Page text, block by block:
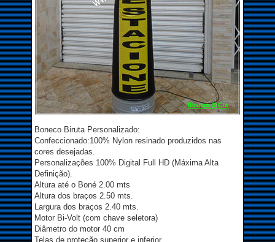
Boneco Biruta Personalizado:
Confeccionado:100% Nylon resinado produzidos nas
cores desejadas.
Personalizações 100% Digital Full HD (Máxima Alta
Definição).
Altura até o Boné 2.00 mts
Altura dos braços 2.50 mts.
Largura dos braços 2.40 mts.
Motor Bi-Volt (com chave seletora)
Diâmetro do motor 40 cm
Telas de proteção superior e inferior